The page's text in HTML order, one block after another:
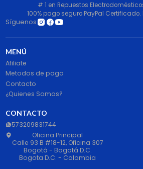
# 1 en Repuestos
100% pago seguro PayPal Certificado.
Síguenos
MENÚ
Afiliate
Metodos de pago
Contacto
¿Quienes Somos?
CONTACTO
573209831744
Oficina Principal
Calle 93 B #18-12, Oficina 307
Bogotá - Bogotá D.C.
Bogota D.C. - Colombia